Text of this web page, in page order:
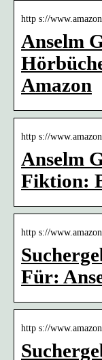
http s://
Anselm
Amazon
http s://
Anselm
Fiktion:
http s://
Für:
http s://